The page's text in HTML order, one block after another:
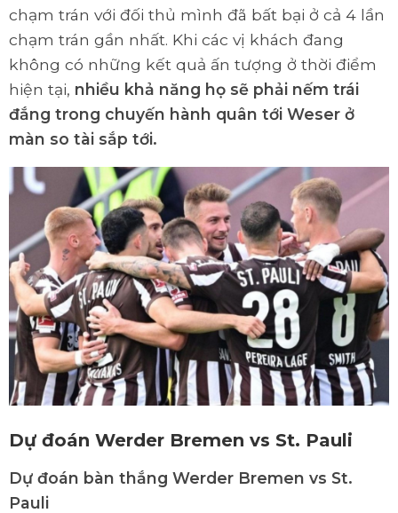
chạm trán với đối thủ mình đã bất bại ở cả 4 lần
chạm trán gần nhất. Khi các vị khách đang
không có những kết quả ấn tượng ở thời điểm
hiện tại, nhiều khả năng họ sẽ phải nếm trái
đắng trong chuyến hành quân tới Weser ở
màn so tài sắp tới.
Dự đoán Werder Bremen vs St. Pauli
Dự đoán bàn thắng Werder Bremen vs St.
Pauli